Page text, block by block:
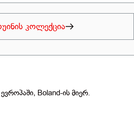
კოლექცია
Boland-ის მიერ.